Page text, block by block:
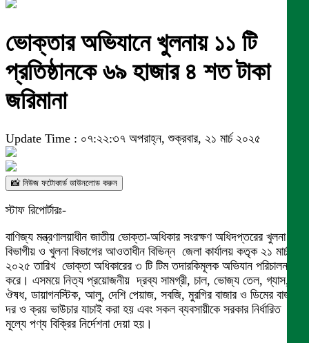
ভোক্তার অভিযানে খুলনায় ১১ টি
প্রতিষ্ঠানকে ৬৯ হাজার ৪ শত টাকা
জরিমানা
Update Time : ০৭:২২:৩৭ অপরাহ্ন, শুক্রবার, ২১ মার্চ ২০২৫
📸 নিউজ ফটোকার্ড ডাউনলোড করুন
স্টাফ রিপোর্টারঃ-
বাণিজ্য মন্ত্রণালয়াধীন জাতীয় ভোক্তা-অধিকার সংরক্ষণ অধিদপ্তরের খুলনা
বিভাগীয় ও খুলনা বিভাগের আওতাধীন বিভিন্ন জেলা কার্যালয় কতৃক ২১ মার্চ
২০২৫ তারিখ ভোক্তা অধিকারের ৩ টি টিম তদারকিমূলক অভিযান পরিচালনা
করে। এসময়ে নিত্য প্রয়োজনীয় দ্রব্য সামগ্রী, চাল, ভোজ্য তেল, গ্যাস,
ঔষধ, ডায়াগনস্টিক, আলু, দেশি পেয়াজ, সবজি, মুরগির বাজার ও ডিমের বাজার
দর ও ক্রয় ভাউচার যাচাই করা হয় এবং সকল ব্যবসায়ীকে সরকার নির্ধারিত
মূল্যে পণ্য বিক্রির নির্দেশনা দেয়া হয়।